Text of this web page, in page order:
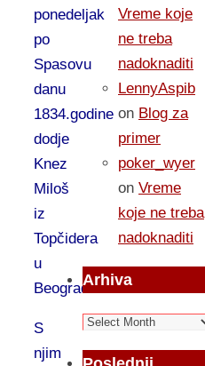
ponedeljak
po
Spasovu
danu
1834.godine
dodje
Knez
Miloš
iz
Topčidera
u
Beograd.
S
njim
Vreme koje
ne treba
nadoknaditi
LennyAspib
on Blog za
primer
poker_wyer
on Vreme
koje ne treba
nadoknaditi
Arhiva
Arhiva